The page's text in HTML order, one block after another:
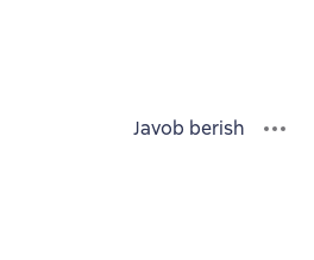
Javob berish